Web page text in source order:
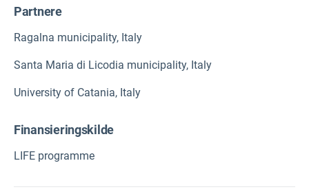
Partnere
Ragalna municipality, Italy
Santa Maria di Licodia municipality, Italy
University of Catania, Italy
Finansieringskilde
LIFE programme